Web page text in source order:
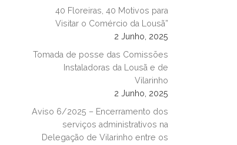
40 Floreiras, 40 Motivos para
Visitar o Comércio da Lousã”
2 Junho, 2025
Tomada de posse das Comissões
Instaladoras da Lousã e de
Vilarinho
2 Junho, 2025
Aviso 6/2025 – Encerramento dos
serviços administrativos na
Delegação de Vilarinho entre os